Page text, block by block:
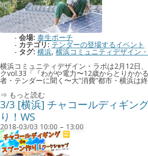
会場: 泰生ポーチ
カテゴリ: テンダーの登場するイベント
タグ: 横浜,横浜コミュニティデザイン
横浜コミュニティデザイン・ラボは2月12日
クvol.33「『わがや電力〜12歳からとりかか
者・テンダーに聞く〜大”消費”都市・横浜
⇒ もっと読む
3/3 [横浜] チャコールディギン
り！WS
2018-03/03 10:00 – 13:00